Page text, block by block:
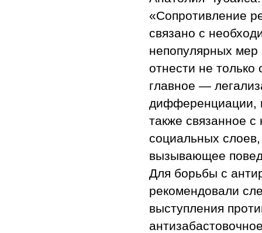
«Сопротивление
связано с
непопулярных мер
отнести не
главное —
дифференциации,
также связанное
социальных
вызывающее
Для борьбы с
рекомендовали
выступления